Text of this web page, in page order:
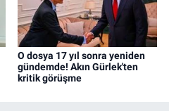
O dosya 17 yıl sonra yeniden
gündemde! Akın Gürlek'ten
kritik görüşme